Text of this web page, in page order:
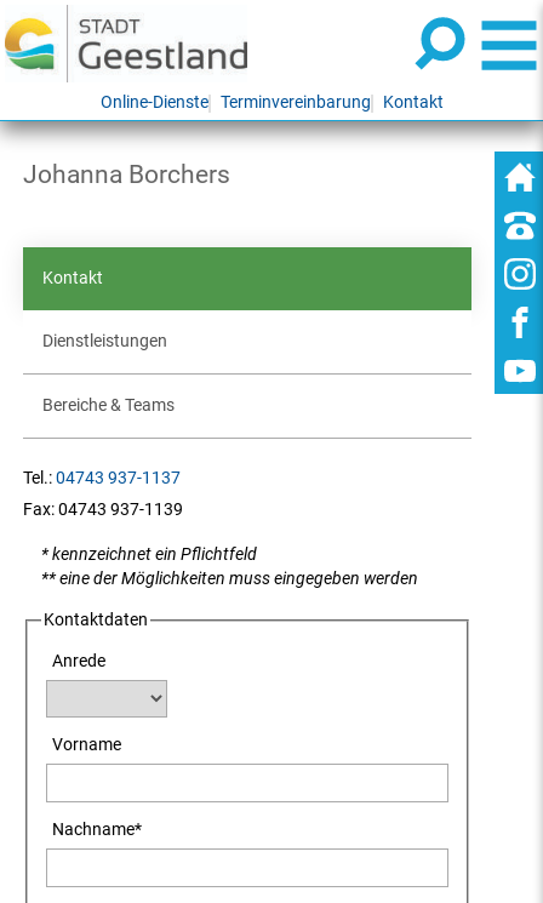
Online-Dienste Terminvereinbarung Kontakt
Johanna Borchers
Kontakt
Dienstleistungen
Bereiche & Teams
Tel.:04743 937-1137
Fax:04743 937-1139
* kennzeichnet ein Pflichtfeld
** eine der Möglichkeiten muss eingegeben werden
Kontaktdaten
Anrede
Vorname
Nachname*